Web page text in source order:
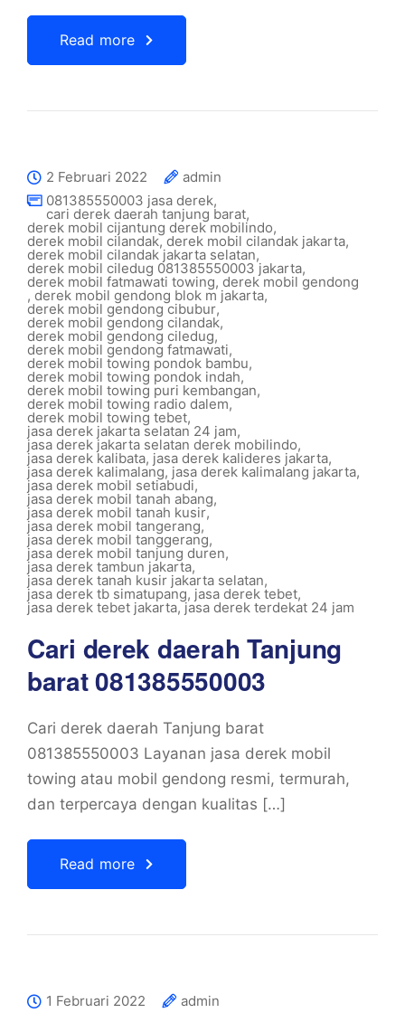
Read more
2 Februari 2022
admin
081385550003 jasa derek,
cari derek daerah tanjung barat,
derek mobil cijantung derek mobilindo,
derek mobil cilandak,derek mobil cilandak jakarta,
derek mobil cilandak jakarta selatan,
derek mobil ciledug 081385550003 jakarta,
derek mobil fatmawati towing, derek mobil gendong
, derek mobil gendong blok m jakarta,
derek mobil gendong cibubur,
derek mobil gendong cilandak,
derek mobil gendong ciledug,
derek mobil gendong fatmawati,
derek mobil towing pondok bambu,
derek mobil towing pondok indah,
derek mobil towing puri kembangan,
derek mobil towing radio dalem,
derek mobil towing tebet,
jasa derek jakarta selatan 24 jam,
jasa derek jakarta selatan derek mobilindo,
jasa derek kalibata, jasa derek kalideres jakarta,
jasa derek kalimalang, jasa derek kalimalang jakarta,
jasa derek mobil setiabudi,
jasa derek mobil tanah abang,
jasa derek mobil tanah kusir,
jasa derek mobil tangerang,
jasa derek mobil tanggerang,
jasa derek mobil tanjung duren,
jasa derek tambun jakarta,
jasa derek tanah kusir jakarta selatan,
jasa derek tb simatupang, jasa derek tebet,
jasa derek tebet jakarta,jasa derek terdekat 24 jam
Cari derek daerah Tanjung
barat 081385550003
Cari derek daerah Tanjung barat
081385550003 Layanan jasa derek mobil
towing atau mobil gendong resmi, termurah,
dan terpercaya dengan kualitas […]
Read more
1 Februari 2022
admin